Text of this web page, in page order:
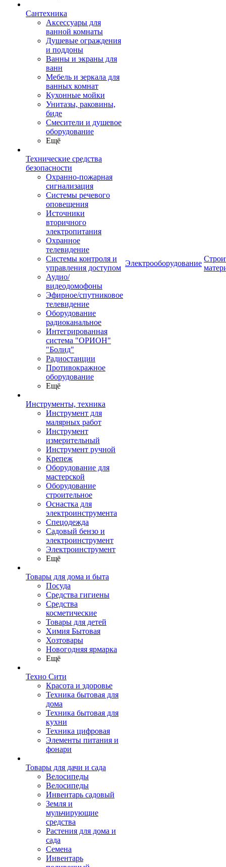
Сантехника
Аксессуары для
ванной комнаты
Душевые ограждения
и поддоны
Ванны и экраны для
ванн
Мебель и зеркала для
ванных комнат
Кухонные мойки
Унитазы, раковины,
биде
Смесители и душевое
оборудование
Ещё
Технические средства
безопасности
Охранно-пожарная
сигнализация
Системы речевого
оповещения
Источники
вторичного
электропитания
Охранное
телевидение
Системы контроля и
управления доступом
Аудио/
видеодомофоны
Эфирное/спутниковое
телевидение
Оборудование
радиоканальное
Интегрированная
система "ОРИОН"
"Болид"
Радиостанции
Противокражное
оборудование
Ещё
Инструменты, техника
Инструмент для
малярных работ
Инструмент
измерительный
Инструмент ручной
Крепеж
Оборудование для
мастерской
Оборудование
строительное
Оснастка для
электроинструмента
Спецодежда
Садовый бензо и
электроинструмент
Электроинструмент
Ещё
Товары для дома и быта
Посуда
Средства гигиены
Средства
косметические
Товары для детей
Химия Бытовая
Хозтовары
Новогодняя ярмарка
Ещё
Техно Сити
Красота и здоровье
Техника бытовая для
дома
Техника бытовая для
кухни
Техника цифровая
Элементы питания и
фонари
Товары для дачи и сада
Велосипеды
Велосипеды
Инвентарь садовый
Земля и
мульчирующие
средства
Растения для дома и
сада
Семена
Инвентарь
Электрооборудование